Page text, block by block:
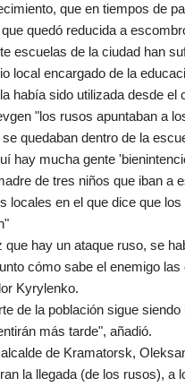
que en tiempos de
quedó reducida a
escuelas de la ciudad han
local encargado de la
había sido utilizada desde
"los rusos apuntaban a
quedaban dentro de la
hay mucha gente
de tres niños que iban a
locales en el que dice que
que hay un ataque ruso, se
cómo sabe el enemigo
Kyrylenko.
de la población sigue
más tarde", añadió.
de Kramatorsk,
la llegada (de los rusos), a